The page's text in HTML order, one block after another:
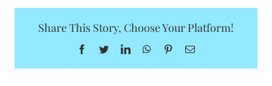
Share This Story, Choose Your Platform!
Facebook
TwitterLinkedInWhatsApp
PinterestEmail